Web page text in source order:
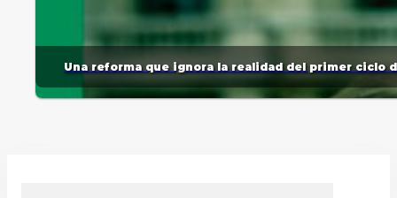
Una reforma que ignora la realidad del primer ciclo